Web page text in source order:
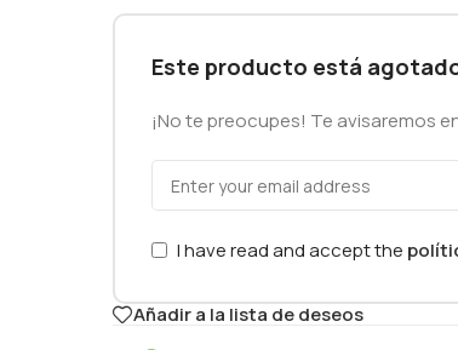
Este producto está
¡No te preocupes! Te avisaremos
I have read and accept the
Añadir a la lista de deseos